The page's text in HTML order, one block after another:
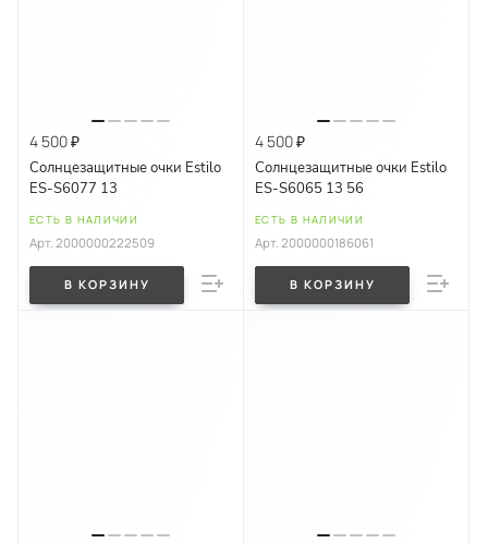
4 500 ₽
Солнцезащитные очки Estilo
ES-S6077 13
ЕСТЬ В НАЛИЧИИ
Арт. 2000000222509
В КОРЗИНУ
4 500 ₽
Солнцезащитные очки Estilo
ES-S6065 13 56
ЕСТЬ В НАЛИЧИИ
Арт. 2000000186061
В КОРЗИНУ